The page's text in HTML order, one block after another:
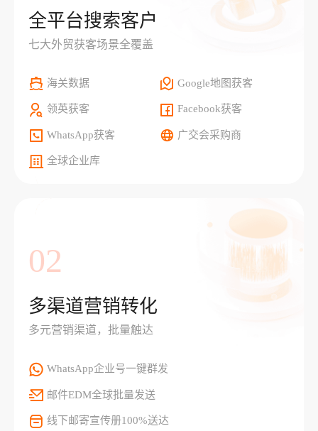
全平台搜索客户
七大外贸获客场景全覆盖
海关数据 Google地图获客
领英获客 Facebook获客
WhatsApp获客 广交会采购商
全球企业库
02
多渠道营销转化
多元营销渠道，批量触达
WhatsApp企业号一键群发
邮件EDM全球批量发送
线下邮寄宣传册100%送达